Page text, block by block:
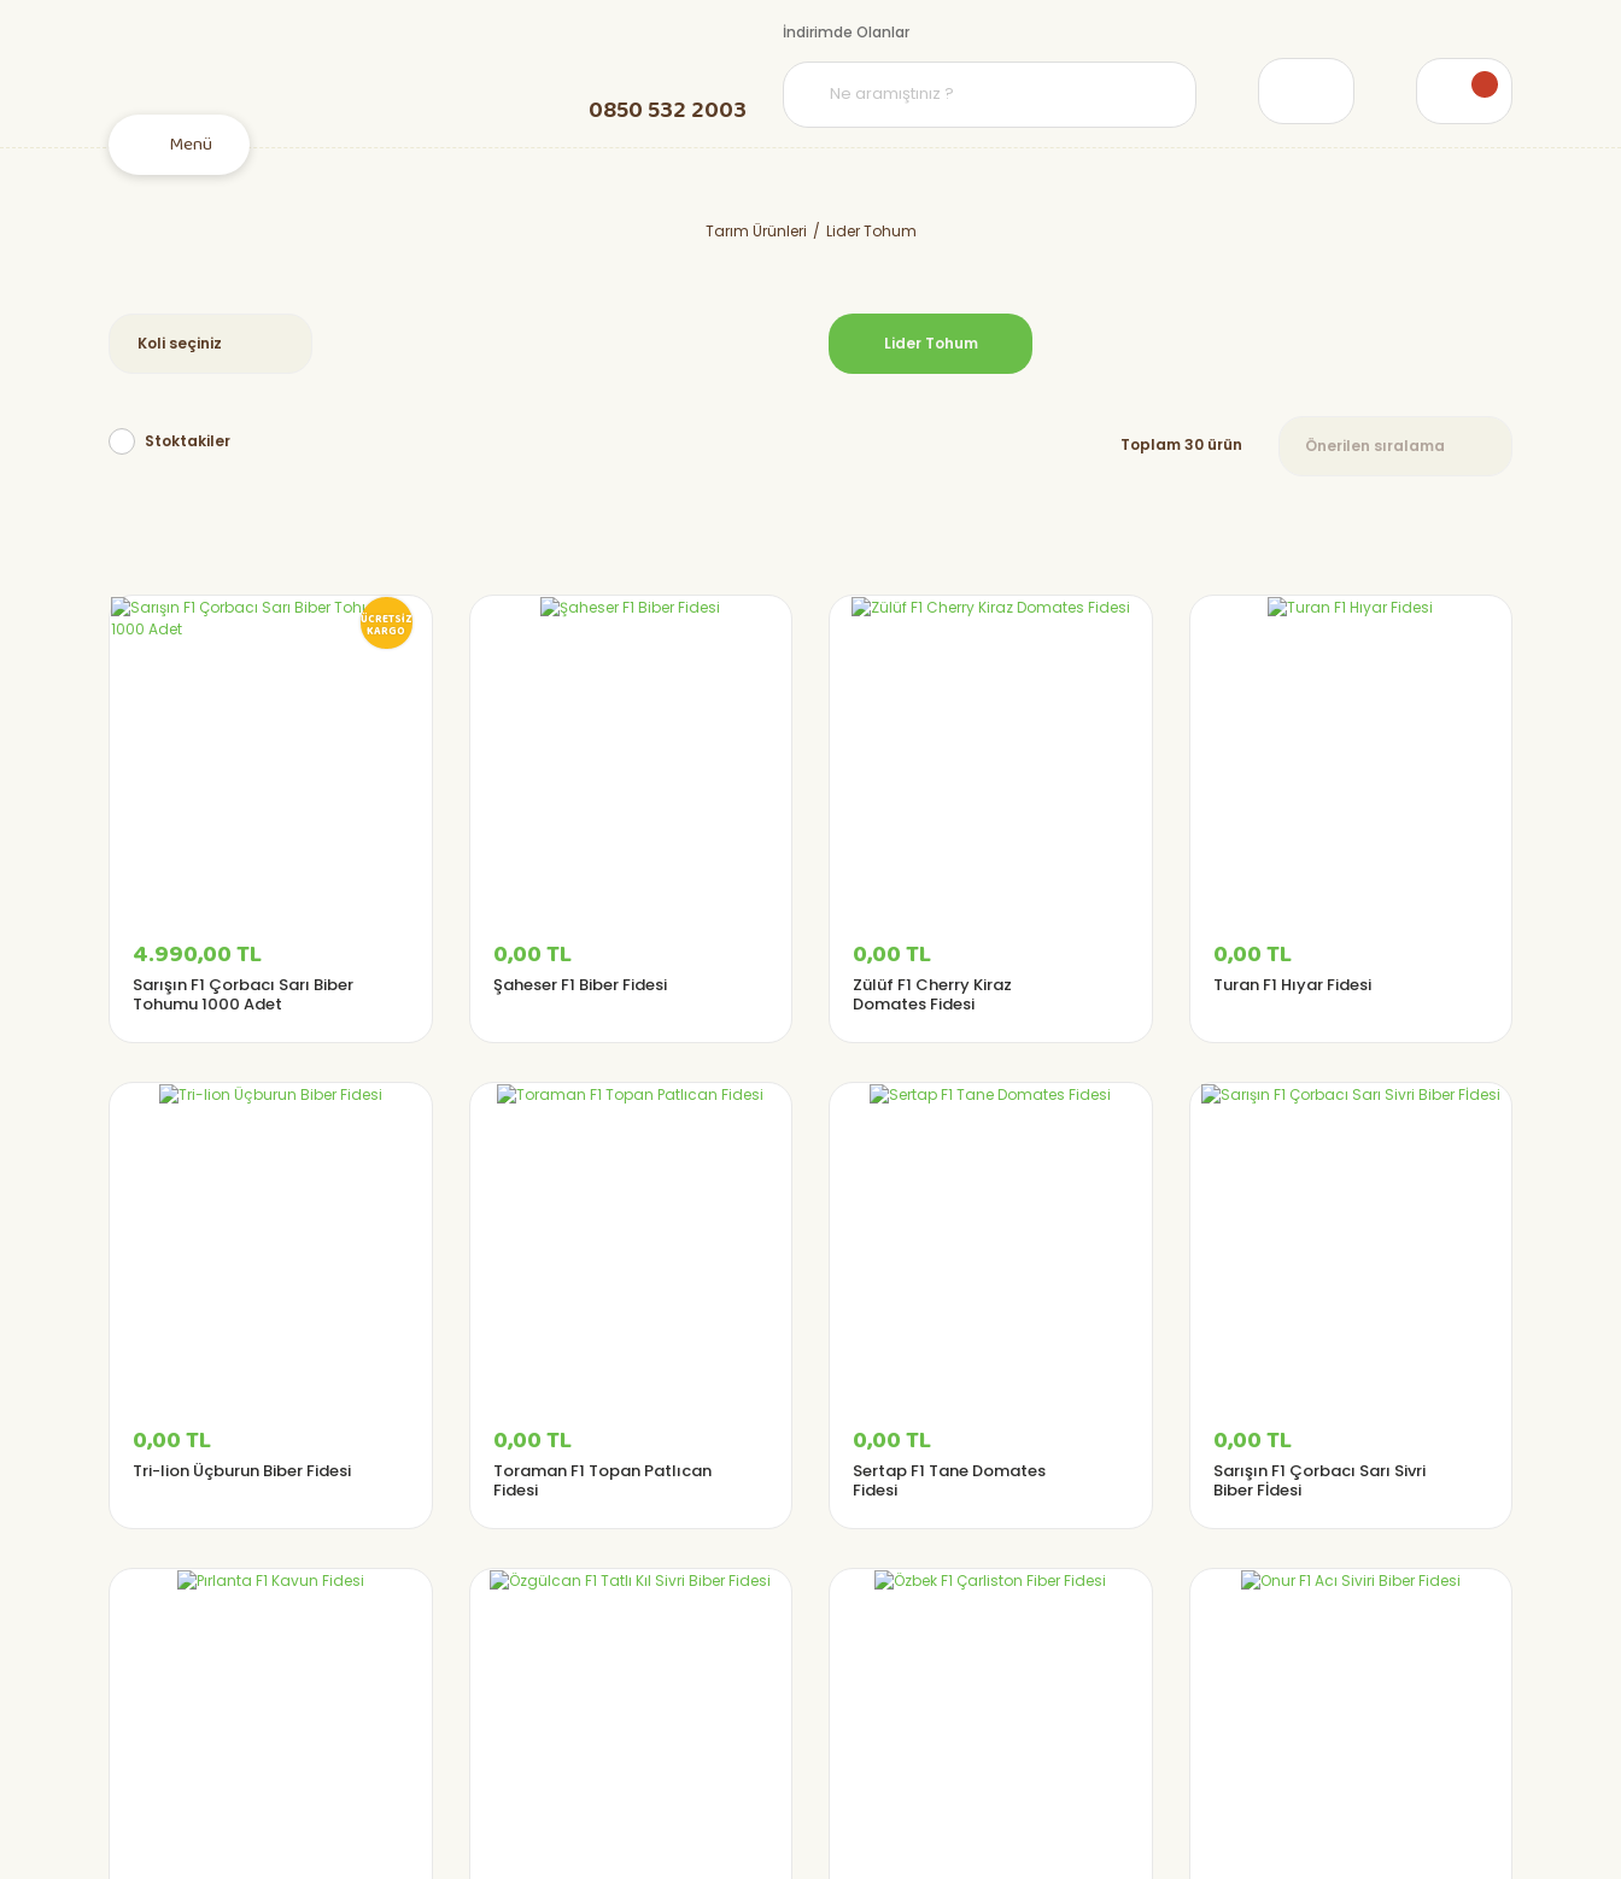
Menü
0850 532 2003
İndirimde Olanlar
Tarım Ürünleri Lider Tohum
Lider Tohum
Stoktakiler Toplam 30 ürün
ÜCRETSİZ
KARGO
4.990,00 TL
Sarışın F1 Çorbacı Sarı Biber
Tohumu 1000 Adet
0,00 TL
Şaheser F1 Biber Fidesi
0,00 TL
Zülüf F1 Cherry Kiraz
Domates Fidesi
0,00 TL
Turan F1 Hıyar Fidesi
0,00 TL
Tri-lion Üçburun Biber Fidesi
0,00 TL
Toraman F1 Topan Patlıcan
Fidesi
0,00 TL
Sertap F1 Tane Domates
Fidesi
0,00 TL
Sarışın F1 Çorbacı Sarı Sivri
Biber Fİdesi